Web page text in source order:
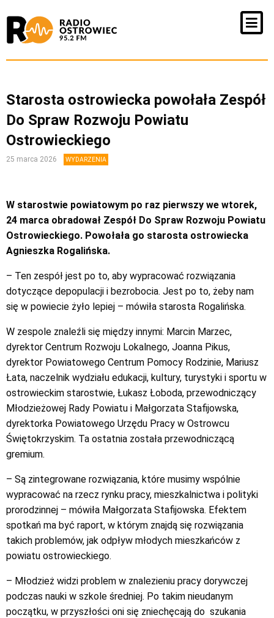
Starosta ostrowiecka powołała Zespół
Do Spraw Rozwoju Powiatu
Ostrowieckiego
25 marca 2026 WYDARZENIA
W starostwie powiatowym po raz pierwszy we wtorek,
24 marca obradował Zespół Do Spraw Rozwoju Powiatu
Ostrowieckiego. Powołała go starosta ostrowiecka
Agnieszka Rogalińska.
– Ten zespół jest po to, aby wypracować rozwiązania
dotyczące depopulacji i bezrobocia. Jest po to, żeby nam
się w powiecie żyło lepiej – mówiła starosta Rogalińska.
W zespole znaleźli się między innymi: Marcin Marzec,
dyrektor Centrum Rozwoju Lokalnego, Joanna Pikus,
dyrektor Powiatowego Centrum Pomocy Rodzinie, Mariusz
Łata, naczelnik wydziału edukacji, kultury, turystyki i sportu w
ostrowieckim starostwie, Łukasz Łoboda, przewodniczący
Młodzieżowej Rady Powiatu i Małgorzata Stafijowska,
dyrektorka Powiatowego Urzędu Pracy w Ostrowcu
Świętokrzyskim. Ta ostatnia została przewodniczącą
gremium.
– Są zintegrowane rozwiązania, które musimy wspólnie
wypracować na rzecz rynku pracy, mieszkalnictwa i polityki
prorodzinnej – mówiła Małgorzata Stafijowska. Efektem
spotkań ma być raport, w którym znajdą się rozwiązania
takich problemów, jak odpływ młodych mieszkańców z
powiatu ostrowieckiego.
– Młodzież widzi problem w znalezieniu pracy dorywczej
podczas nauki w szkole średniej. Po takim nieudanym
początku, w przyszłości oni się zniechęcają do szukania